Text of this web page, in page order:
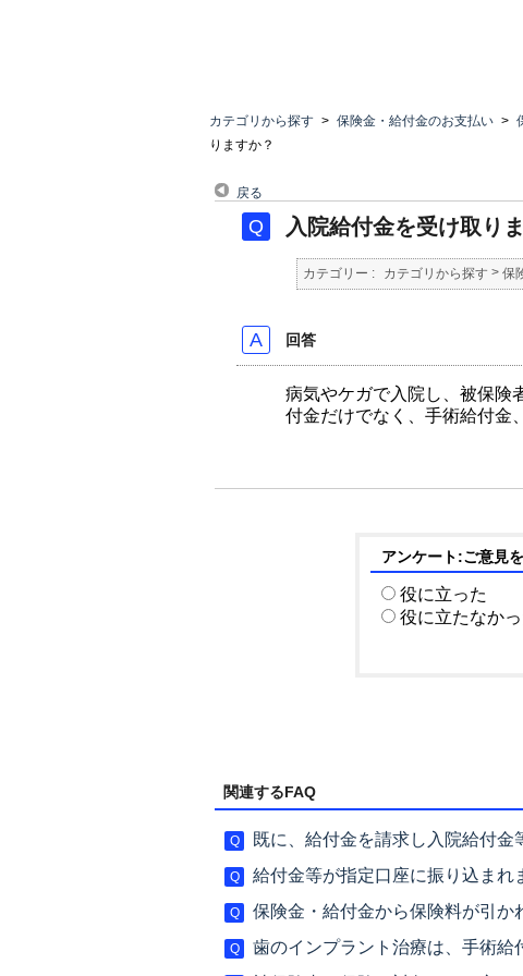
カテゴリから探す > 保険金・給付金のお支払い >
りますか？
戻る
入院給付金を受け取り
カテゴリー : カテゴリから探す > 保
回答
病気やケガで入院し、被保険
付金だけでなく、手術給付金
アンケート:ご意見
役に立った
役に立たなか
関連するFAQ
既に、給付金を請求し入院給付
給付金等が指定口座に振り込まれ
保険金・給付金から保険料が引か
歯のインプラント治療は、手術給